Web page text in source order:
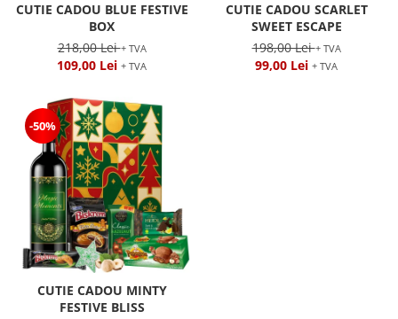
CUTIE CADOU BLUE FESTIVE
BOX
218,00 Lei+ TVA
109,00 Lei + TVA
CUTIE CADOU SCARLET
SWEET ESCAPE
198,00 Lei+ TVA
99,00 Lei + TVA
-50%
CUTIE CADOU MINTY
FESTIVE BLISS